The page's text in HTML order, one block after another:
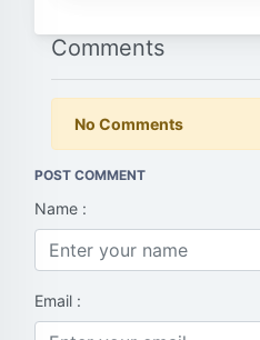
Comments
No Comments
POST COMMENT
Name :
Email :